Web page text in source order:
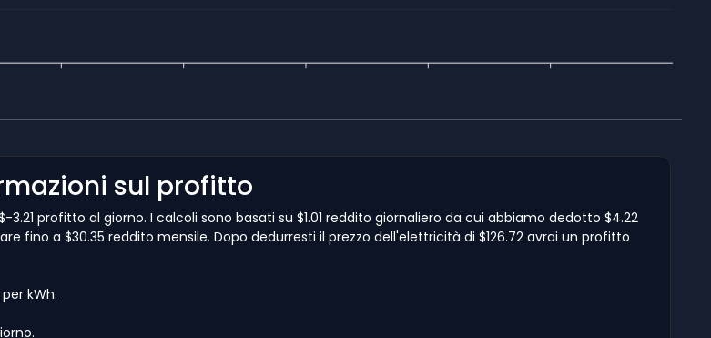
sul profitto
3.21 profitto al giorno. I calcoli sono basati su $1.01 reddito giornaliero da cui abbiamo dedotto $4.22
fino a $30.35 reddito mensile. Dopo dedurresti il prezzo dell'elettricità di $126.72 avrai un profitto
kWh.